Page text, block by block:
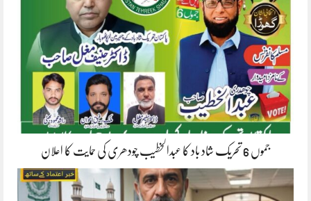
جموں 6 تحریک شاد باد کا عبدالخطیب چودھری کی حمایت کا اعلان